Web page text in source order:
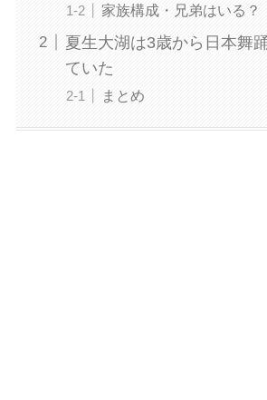
家族構成・兄弟はいる？
夏生大湖は3歳から日本舞
ていた
まとめ